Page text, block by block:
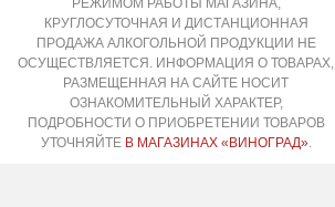
РЕЖИМОМ РАБОТЫ МАГАЗИНА,
КРУГЛОСУТОЧНАЯ И ДИСТАНЦИОННАЯ
ПРОДАЖА АЛКОГОЛЬНОЙ ПРОДУКЦИИ НЕ
ОСУЩЕСТВЛЯЕТСЯ. ИНФОРМАЦИЯ О ТОВАРАХ,
РАЗМЕЩЕННАЯ НА САЙТЕ НОСИТ
ОЗНАКОМИТЕЛЬНЫЙ ХАРАКТЕР,
ПОДРОБНОСТИ О ПРИОБРЕТЕНИИ ТОВАРОВ
УТОЧНЯЙТЕ В МАГАЗИНАХ «ВИНОГРАД».